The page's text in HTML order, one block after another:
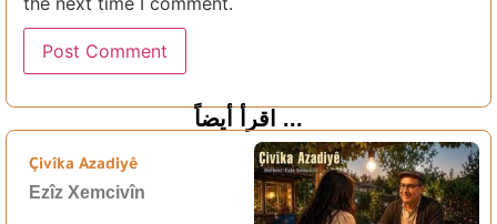
اقرأ أيضاً ...
Çivîka Azadiyê
Ezîz Xemcivîn